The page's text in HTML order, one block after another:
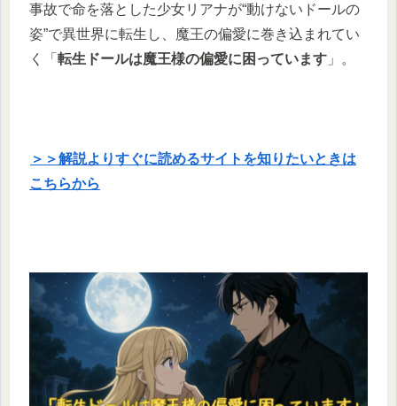
事故で命を落とした少女リアナが“動けないドールの
姿”で異世界に転生し、魔王の偏愛に巻き込まれてい
く「 転生ドールは魔王様の偏愛に困っています 」。
＞＞解説よりすぐに読めるサイトを知りたいときは
こちらから